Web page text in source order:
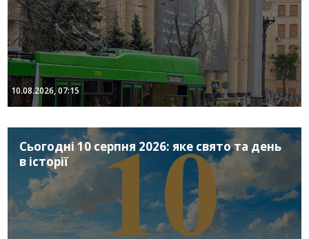
10.08.2026, 07:15
Сьогодні 10 серпня 2026: яке свято та день
в історії